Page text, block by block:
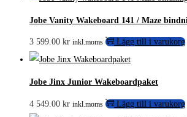
Jobe Vanity Wakeboard 141 / Maze
3 599.00 kr inkl.moms Lägg till i varukorg
Jobe Jinx Junior Wakeboardpaket
4 549.00 kr inkl.moms Lägg till i varukorg